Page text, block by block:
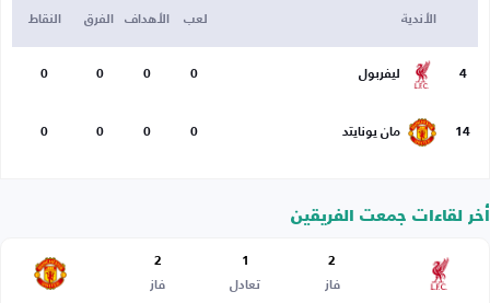
الأندية لعب الأهداف الفرق النقاط
4 ليفربول 0
0
0
0
14 مان يونايتد 0
0
0
0
أخر لقاءات جمعت الفريقين
2
فاز
1
تعادل
2
فاز